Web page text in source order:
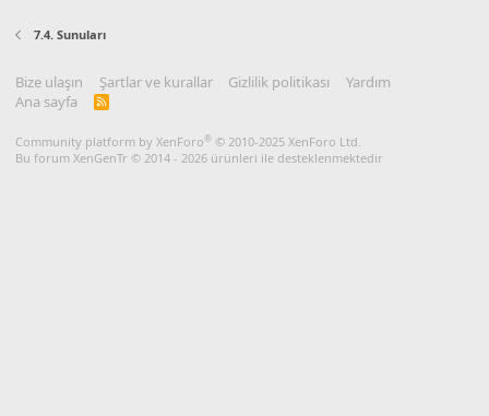
7.4. Sunuları
Bize ulaşın Şartlar ve kurallar Gizlilik politikası
Yardım
Ana sayfa
R
Community platform by XenForo® © 2010-2025 XenForo Ltd.
Bu forum XenGenTr © 2014 - 2026 ürünleri ile desteklenmektedir